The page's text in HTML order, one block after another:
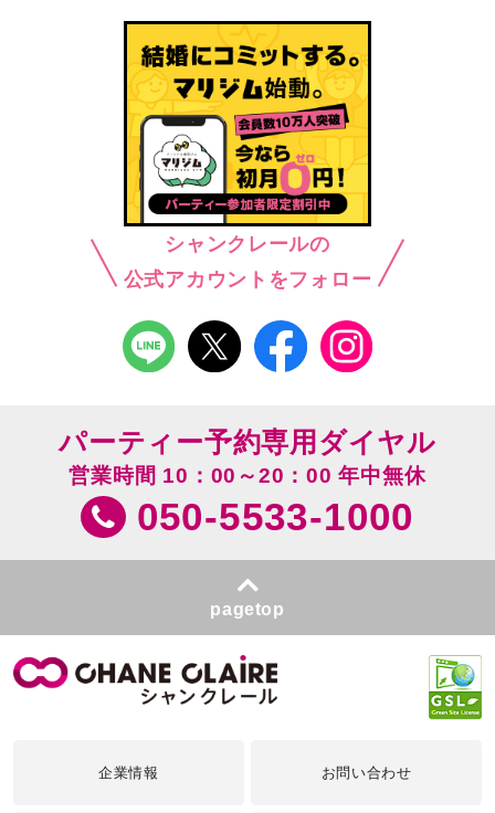
シャンクレールの
公式アカウントをフォロー
パーティー予約専用ダイヤル
営業時間 10：00～20：00 年中無休
050-5533-1000
pagetop
企業情報 お問い合わせ